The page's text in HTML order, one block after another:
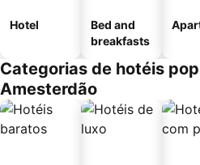
Hotel
Bed and
breakfasts
Categorias de hotéis
Amesterdão